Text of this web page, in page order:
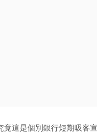
這是個別銀行短期吸客